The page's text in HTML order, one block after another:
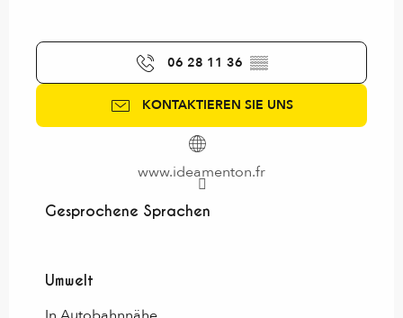
06 28 11 36 ▒▒
KONTAKTIEREN SIE UNS
www.ideamenton.fr
Gesprochene Sprachen
Gesprochene Sprachen
Umwelt
Umwelt